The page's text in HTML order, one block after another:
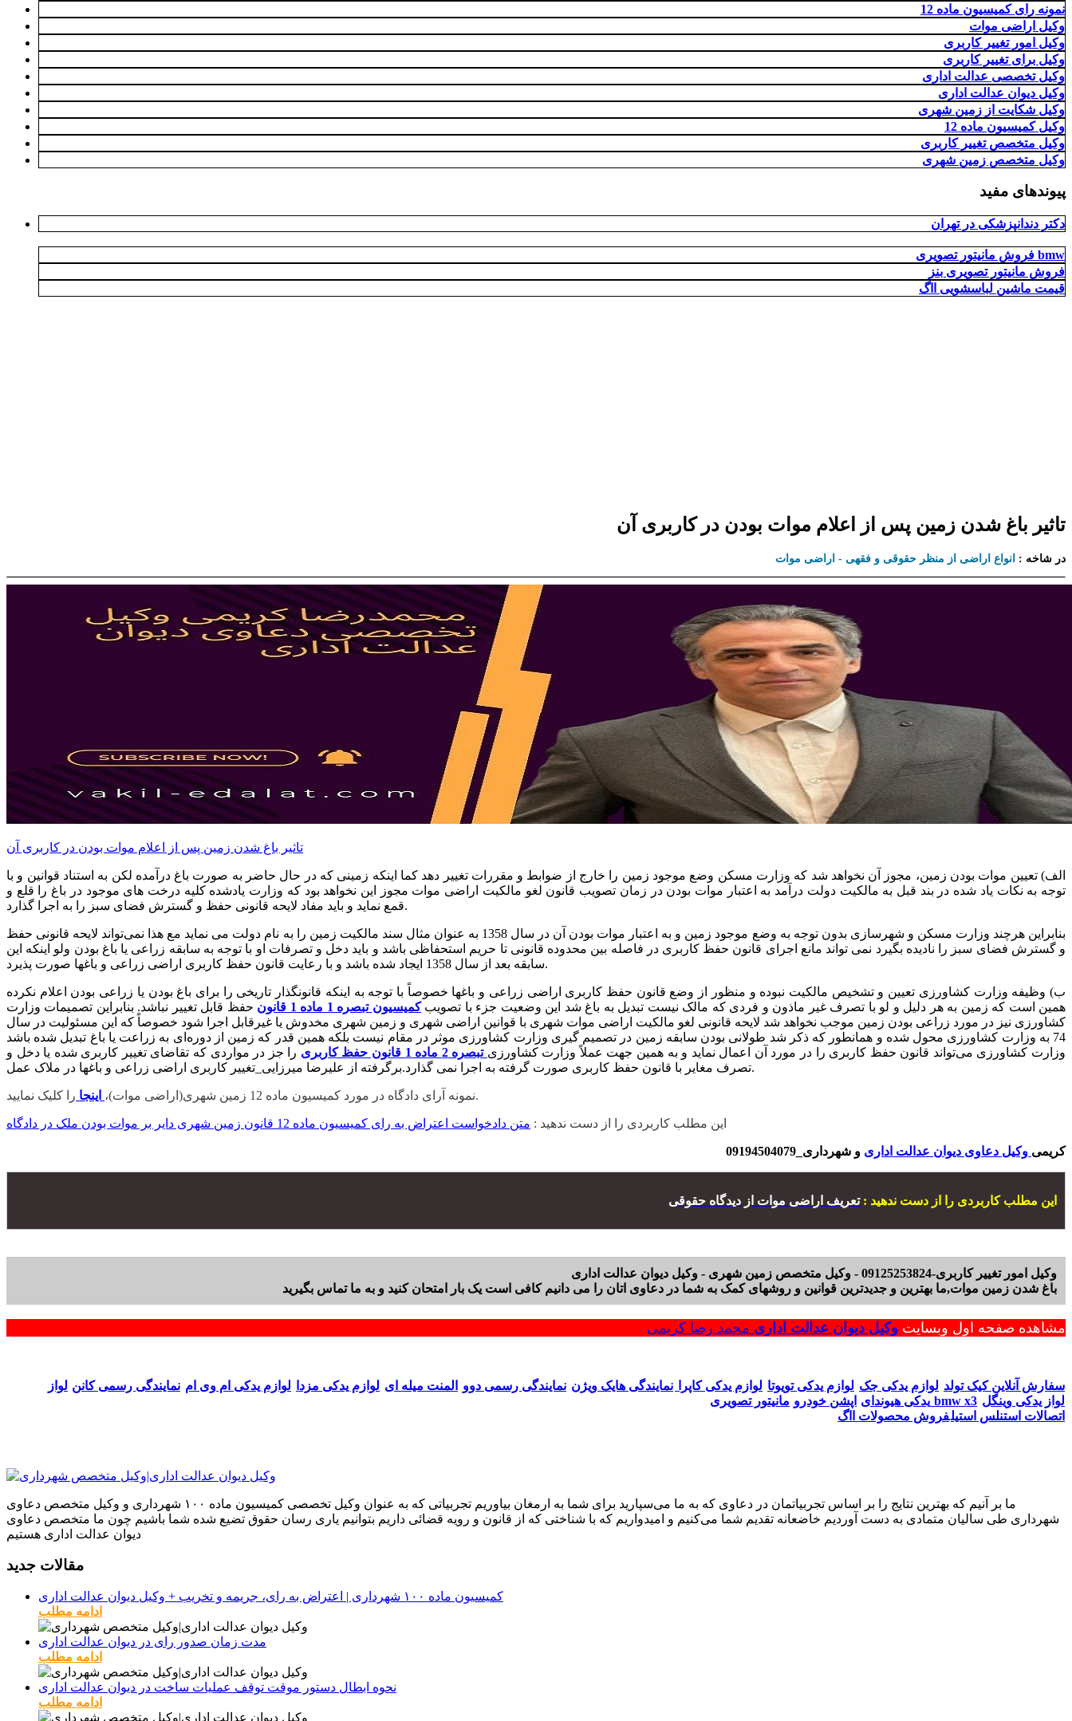
نمونه رای کمیسیون ماده 12
وکیل اراضی موات
وکیل امور تغییر کاربری
وکیل برای تغییر کاربری
وکیل تخصصی عدالت اداری
وکیل دیوان عدالت اداری
وکیل شکایت از زمین شهری
وکیل کمیسیون ماده 12
وکیل متخصص تغییر کاربری
وکیل متخصص زمین شهری
پیوندهای مفید
دکتر دندانپزشکی در تهران
فروش مانیتور تصویری bmw
فروش مانیتور تصویری بنز
قیمت ماشین لباسشویی ااگ
تاثیر باغ شدن زمین پس از اعلام موات بودن در کاربری آن
در شاخه : انواع اراضی از منظر حقوقی و فقهی - اراضی موات
تاثیر باغ شدن زمین پس از اعلام موات بودن در کاربری آن
الف) تعیین موات بودن زمین، مجوز آن نخواهد شد که وزارت مسکن وضع موجود زمین را خارج از ضوابط و مقررات تغییر دهد کما اینکه زمینی که در حال حاضر به صورت باغ درآمده لکن به استناد قوانین و با
توجه به نکات یاد شده در بند قبل به مالکیت دولت درآمد به اعتبار موات بودن در زمان تصویب قانون لغو مالکیت اراضی موات مجوز این نخواهد بود که وزارت یادشده کلیه درخت های موجود در باغ را قلع و
قمع نماید و باید مفاد لایحه قانونی حفظ و گسترش فضای سبز را به اجرا گذارد.
بنابراین هرچند وزارت مسکن و شهرسازی بدون توجه به وضع موجود زمین و به اعتبار موات بودن آن در سال 1358 به عنوان مثال سند مالکیت زمین را به نام دولت می نماید مع هذا نمی‌تواند لایحه قانونی حفظ
و گسترش فضای سبز را نادیده بگیرد نمی تواند مانع اجرای قانون حفظ کاربری در فاصله بین محدوده قانونی تا حریم استحفاظی باشد و باید دخل و تصرفات او با توجه به سابقه زراعی یا باغ بودن ولو اینکه این
سابقه بعد از سال 1358 ایجاد شده باشد و با رعایت قانون حفظ کاربری اراضی زراعی و باغها صورت پذیرد.
ب) وظیفه وزارت کشاورزی تعیین و تشخیص مالکیت نبوده و منظور از وضع قانون حفظ کاربری اراضی زراعی و باغها خصوصاً با توجه به اینکه قانونگذار تاریخی را برای باغ بودن یا زراعی بودن اعلام نکرده
همین است که زمین به هر دلیل و لو با تصرف غیر ماذون و فردی که مالک نیست تبدیل به باغ شد این وضعیت جزء با تصویبکمیسیون تبصره 1 ماده 1 قانون
حفظ قابل تغییر نباشد. بنابراین تصمیمات وزارت
کشاورزی نیز در مورد زراعی بودن زمین موجب نخواهد شد لایحه قانونی لغو مالکیت اراضی موات شهری با قوانین اراضی شهری و زمین شهری مخدوش یا غیرقابل اجرا شود خصوصاً که این مسئولیت در سال
74 به وزارت کشاورزی محول شده و همانطور که ذکر شد طولانی بودن سابقه زمین در تصمیم گیری وزارت کشاورزی موثر در مقام نیست بلکه همین قدر که زمین از دوره‌ای به زراعت یا باغ تبدیل شده باشد
وزارت کشاورزی می‌تواند قانون حفظ کاربری را در مورد آن اعمال نماید و به همین جهت عملاً وزارت کشاورزی تبصره 2 ماده 1 قانون حفظ کاربری
را جز در مواردی که تقاضای تغییر کاربری شده یا دخل و
تصرف مغایر با قانون حفظ کاربری صورت گرفته به اجرا نمی گذارد.برگرفته از علیرضا میرزایی_تغییر کاربری اراضی زراعی و باغها در ملاک عمل.
نمونه آرای دادگاه در مورد کمیسیون ماده 12 زمین شهری(اراضی موات)، اینجا را کلیک نمایید.
این مطلب کاربردی را از دست ندهید : متن دادخواست اعتراض به رای کمیسیون ماده 12 قانون زمین شهری دایر بر موات بودن ملک در دادگاه
کریمی وکیل دعاوی دیوان عدالت اداری و شهرداری_09194504079
این مطلب کاربردی را از دست ندهید :تعریف اراضی موات از دیدگاه حقوقی
وکیل امور تغییر کاربری-09125253824 - وکیل متخصص زمین شهری - وکیل دیوان عدالت اداری
باغ شدن زمین موات,ما بهترین و جدیدترین قوانین و روشهای کمک به شما در دعاوی اتان را می دانیم کافی است یک بار امتحان کنید و به ما تماس بگیرید
مشاهده صفحه اول وبسایت وکیل دیوان عدالت اداری محمد رضا کریمی
سفارش آنلاین کیک تولد لوازم یدکی جک لوازم یدکی تویوتا لوازم یدکی کاپرا نمایندگی هایک ویژن نمایندگی رسمی دوو المنت میله ای لوازم یدکی مزدا لوازم یدکی ام وی ام نمایندگی رسمی کانن لواز
یدکی هیوندای اپشن خودرو مانیتور تصویری bmw x3 لواز یدکی وینگل
اتصالات استنلس استیلفروش محصولات ااگ
ما بر آنیم که بهترین نتایج را بر اساس تجربیاتمان در دعاوی که به ما می‌سپارید برای شما به ارمغان بیاوریم تجربیاتی که به عنوان وکیل تخصصی کمیسیون ماده ۱۰۰ شهرداری و وکیل متخصص دعاوی
شهرداری طی سالیان متمادی به دست آوردیم خاضعانه تقدیم شما می‌کنیم و امیدواریم که با شناختی که از قانون و رویه قضائی داریم بتوانیم یاری رسان حقوق تضیع شده شما باشیم چون ما متخصص دعاوی
دیوان عدالت اداری هستیم
مقالات جدید
کمیسیون ماده ۱۰۰ شهرداری | اعتراض به رای، جریمه و تخریب + وکیل دیوان عدالت اداری
ادامه مطلب
مدت زمان صدور رای در دیوان عدالت اداری
ادامه مطلب
نحوه ابطال دستور موقت توقف عملیات ساخت در دیوان عدالت اداری
ادامه مطلب